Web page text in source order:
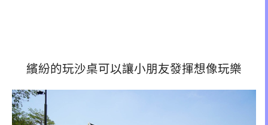
繽紛的玩沙桌可以讓小朋友發揮想像玩樂